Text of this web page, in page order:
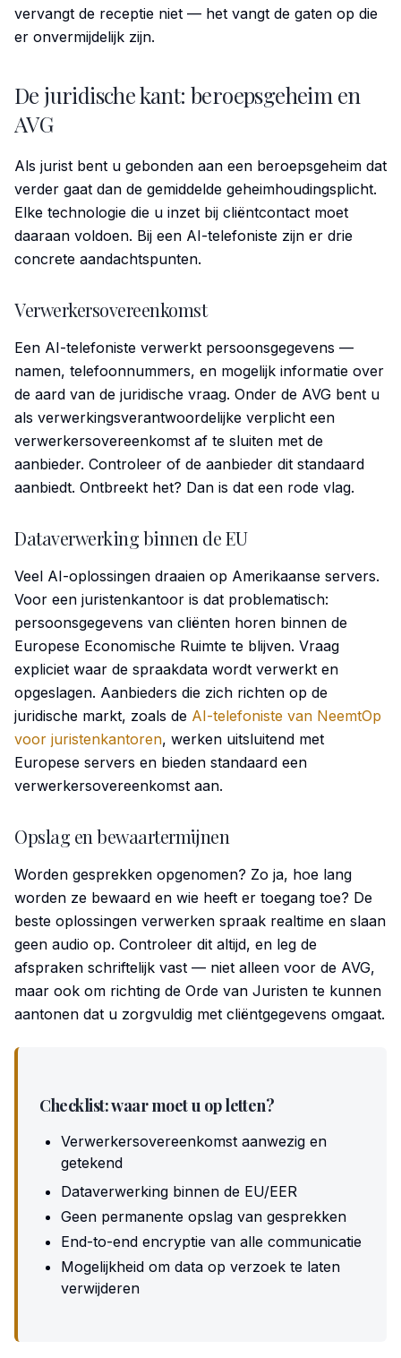
vervangt de receptie niet — het vangt de gaten op die
er onvermijdelijk zijn.
De juridische kant: beroepsgeheim en
AVG
Als jurist bent u gebonden aan een beroepsgeheim dat
verder gaat dan de gemiddelde geheimhoudingsplicht.
Elke technologie die u inzet bij cliëntcontact moet
daaraan voldoen. Bij een AI-telefoniste zijn er drie
concrete aandachtspunten.
Verwerkersovereenkomst
Een AI-telefoniste verwerkt persoonsgegevens —
namen, telefoonnummers, en mogelijk informatie over
de aard van de juridische vraag. Onder de AVG bent u
als verwerkingsverantwoordelijke verplicht een
verwerkersovereenkomst af te sluiten met de
aanbieder. Controleer of de aanbieder dit standaard
aanbiedt. Ontbreekt het? Dan is dat een rode vlag.
Dataverwerking binnen de EU
Veel AI-oplossingen draaien op Amerikaanse servers.
Voor een juristenkantoor is dat problematisch:
persoonsgegevens van cliënten horen binnen de
Europese Economische Ruimte te blijven. Vraag
expliciet waar de spraakdata wordt verwerkt en
opgeslagen. Aanbieders die zich richten op de
juridische markt, zoals de AI-telefoniste van NeemtOp
voor juristenkantoren, werken uitsluitend met
Europese servers en bieden standaard een
verwerkersovereenkomst aan.
Opslag en bewaartermijnen
Worden gesprekken opgenomen? Zo ja, hoe lang
worden ze bewaard en wie heeft er toegang toe? De
beste oplossingen verwerken spraak realtime en slaan
geen audio op. Controleer dit altijd, en leg de
afspraken schriftelijk vast — niet alleen voor de AVG,
maar ook om richting de Orde van Juristen te kunnen
aantonen dat u zorgvuldig met cliëntgegevens omgaat.
Checklist: waar moet u op letten?
Verwerkersovereenkomst aanwezig en
getekend
Dataverwerking binnen de EU/EER
Geen permanente opslag van gesprekken
End-to-end encryptie van alle communicatie
Mogelijkheid om data op verzoek te laten
verwijderen